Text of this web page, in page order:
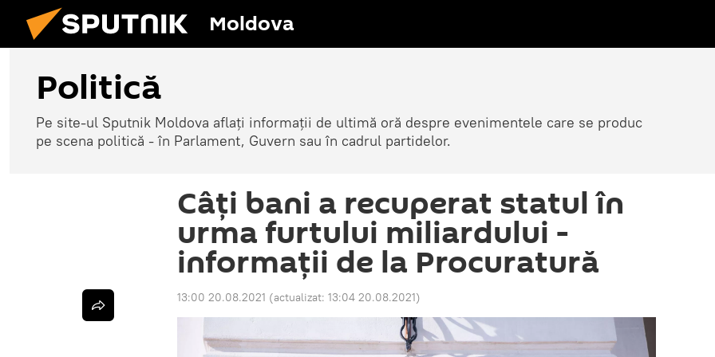
Moldova
Politică
Pe site-ul Sputnik Moldova aflați informații de ultimă oră despre evenimentele care se produc
pe scena politică - în Parlament, Guvern sau în cadrul partidelor.
Câți bani a recuperat statul în
urma furtului miliardului -
informații de la Procuratură
13:00 20.08.2021 (actualizat: 13:04 20.08.2021)